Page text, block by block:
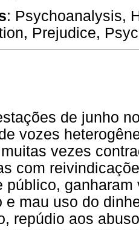
: Psychoanalysis,
Prejudice,
de junho
vozes
vezes
com
público,
e mau uso do
repúdio aos